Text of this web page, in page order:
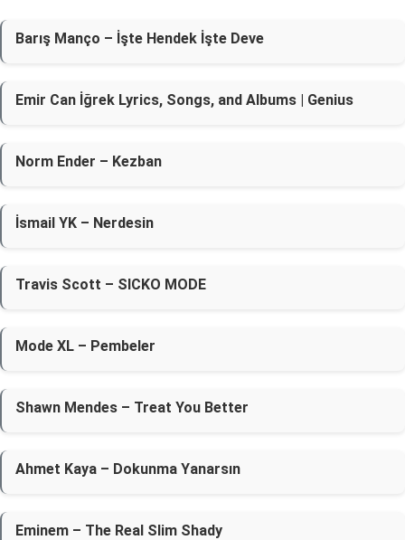
Barış Manço – İşte Hendek İşte Deve
Emir Can İğrek Lyrics, Songs, and Albums | Genius
Norm Ender – Kezban
İsmail YK – Nerdesin
Travis Scott – SICKO MODE
Mode XL – Pembeler
Shawn Mendes – Treat You Better
Ahmet Kaya – Dokunma Yanarsın
Eminem – The Real Slim Shady